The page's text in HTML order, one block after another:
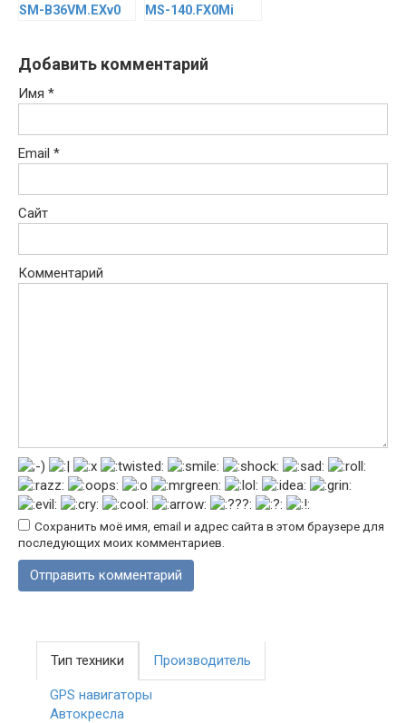
SM-B36VM.EXv0 MS-140.FX0Mi
Добавить комментарий
Имя *
Email *
Сайт
Комментарий
Сохранить моё имя, email и адрес сайта в этом браузере для
последующих моих комментариев.
Тип техники Производитель
GPS навигаторы
Автокресла